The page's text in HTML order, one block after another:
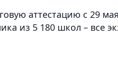
аттестацию с 29
из 5 180 школ – все